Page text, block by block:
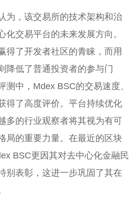
为，该交易所的技术架构和治
化交易平台的未来发展方向。
得了开发者社区的青睐，而用
降低了普通投资者的参与门
测中，Mdex BSC的交易速度、
得了高度评价。平台持续优化
多的行业观察者将其视为有可
局的重要力量。在最近的区块
BSC更因其对去中心化金融民
别表彰，这进一步巩固了其在